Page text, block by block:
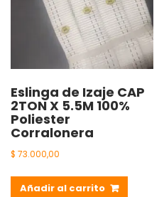
Eslinga de Izaje CAP
2TON X 5.5M 100%
Poliester
Corralonera
$ 73.000,00
Añadir al carrito